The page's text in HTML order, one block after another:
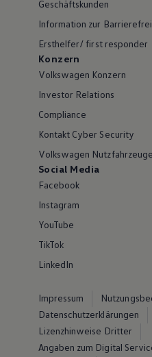
Geschäftskunden
Information zur
Ersthelfer/ first responder
Konzern
Volkswagen Konzern
Investor Relations
Compliance
Kontakt Cyber Security
Volkswagen Nutzfahrzeuge
Social Media
Facebook
Instagram
YouTube
TikTok
LinkedIn
Impressum
Datenschutzerklärungen
Lizenzhinweise Dritter
Angaben zum Digital